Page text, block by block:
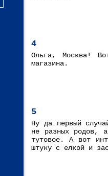
4
Ольга, Москва!
магазина.
5
Ну да первый
не разных родов,
тутовое. А вот
штуку с елкой и